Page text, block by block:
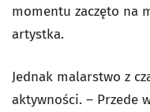
momentu zaczęto na
artystka.
Jednak malarstwo z
aktywności. – Przede